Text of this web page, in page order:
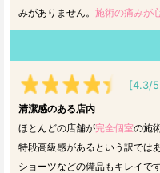
みがありません。 施術の痛みが
[4.3/
清潔感のある店内
ほとんどの店舗が完全個室の施
特段高級感があるという訳では
ショーツなどの備品もキレイです